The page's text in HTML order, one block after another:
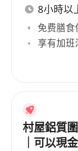
8小時以
免费膳食
享有加班
村屋鋁質
｜可以現金